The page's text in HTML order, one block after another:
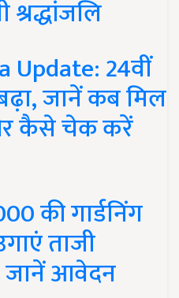
Update: 24वीं
जानें कब मिल
कैसे चेक करें
की गार्डनिंग
ताजी
जानें आवेदन